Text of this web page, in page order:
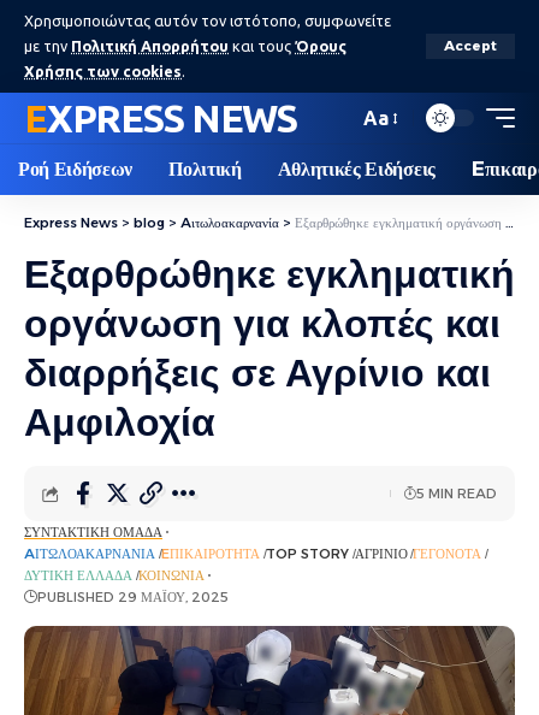
Χρησιμοποιώντας αυτόν τον ιστότοπο, συμφωνείτε
με την Πολιτική Απορρήτου και τους Όρους
Χρήσης των cookies.
Accept
EXPRESS NEWS Aa
Ροή Ειδήσεων Πολιτική Αθλητικές Ειδήσεις
Express News > blog > Aιτωλοακαρνανία > Εξαρθρώθηκε εγκληματική οργάνωση για κλοπές και διαρρήξεις σε Αγρίνιο και Αμφιλοχία
Εξαρθρώθηκε εγκληματική
οργάνωση για κλοπές και
διαρρήξεις σε Αγρίνιο και
Αμφιλοχία
ΣΥΝΤΑΚΤΙΚΉ ΟΜΆΔΑ
AΙΤΩΛΟΑΚΑΡΝΑΝΊΑ EΠΙΚΑΙΡΌΤΗΤΑ TOP STORY ΑΓΡΊΝΙΟ ΓΕΓΟΝΌΤΑ
ΔΥΤΙΚΉ ΕΛΛΆΔΑ ΚΟΙΝΩΝΊΑ
PUBLISHED 29 ΜΑΪ́ΟΥ, 2025
5 MIN READ